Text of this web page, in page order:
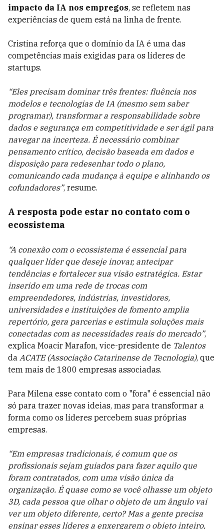
impacto da IA nos empregos, se refletem nas
experiências de quem está na linha de frente.
Cristina reforça que o domínio da IA é uma das
competências mais exigidas para os líderes de
startups.
“Eles precisam dominar três frentes: fluência nos
modelos e tecnologias de IA (mesmo sem saber
programar), transformar a responsabilidade sobre
dados e segurança em competitividade e ser ágil para
navegar na incerteza. É necessário combinar
pensamento crítico, decisão baseada em dados e
disposição para redesenhar todo o plano,
comunicando cada mudança à equipe e alinhando os
cofundadores”, resume.
A resposta pode estar no contato com o
ecossistema
“A conexão com o ecossistema é essencial para
qualquer líder que deseje inovar, antecipar
tendências e fortalecer sua visão estratégica. Estar
inserido em uma rede de trocas com
empreendedores, indústrias, investidores,
universidades e instituições de fomento amplia
repertório, gera parcerias e estimula soluções mais
conectadas com as necessidades reais do mercado”,
explica Moacir Marafon, vice-presidente de Talentos
da ACATE (Associação Catarinense de Tecnologia), que
tem mais de 1800 empresas associadas.
Para Milena esse contato com o "fora" é essencial não
só para trazer novas ideias, mas para transformar a
forma como os líderes percebem suas próprias
empresas.
“Em empresas tradicionais, é comum que os
profissionais sejam guiados para fazer aquilo que
foram contratados, com uma visão única da
organização. É quase como se você olhasse um objeto
3D, cada pessoa que olhar o objeto de um ângulo vai
ver um objeto diferente, certo? Mas a gente precisa
ensinar esses líderes a enxergarem o objeto inteiro,